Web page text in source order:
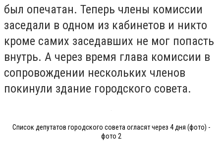
был опечатан. Теперь члены комиссии
заседали в одном из кабинетов и никто
кроме самих заседавших не мог попасть
внутрь. А через время глава комиссии в
сопровождении нескольких членов
покинули здание городского совета.
Список депутатов городского совета огласят через 4 дня (фото) -
фото 2